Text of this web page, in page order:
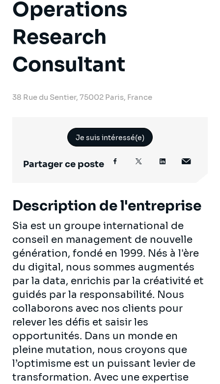
Operations
Research
Consultant
38 Rue du Sentier, 75002 Paris, France
Je suis intéressé(e)
Partager ce poste
Description de l'entreprise
Sia est un groupe international de
conseil en management de nouvelle
génération, fondé en 1999. Nés à l'ère
du digital, nous sommes augmentés
par la data, enrichis par la créativité et
guidés par la responsabilité. Nous
collaborons avec nos clients pour
relever les défis et saisir les
opportunités. Dans un monde en
pleine mutation, nous croyons que
l’optimisme est un puissant levier de
transformation. Avec une expertise